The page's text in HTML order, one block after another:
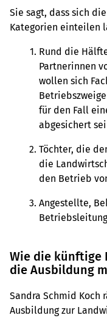
Sie sagt, dass sich
Kategorien einteilen
Rund die
Partnerinnen
wollen sich
für den Fall
abgesichert
Töchter, die
die
den Betrieb
Angestellte,
Wie die künftige
die Ausbildung
Sandra Schmid Koch
Ausbildung zur